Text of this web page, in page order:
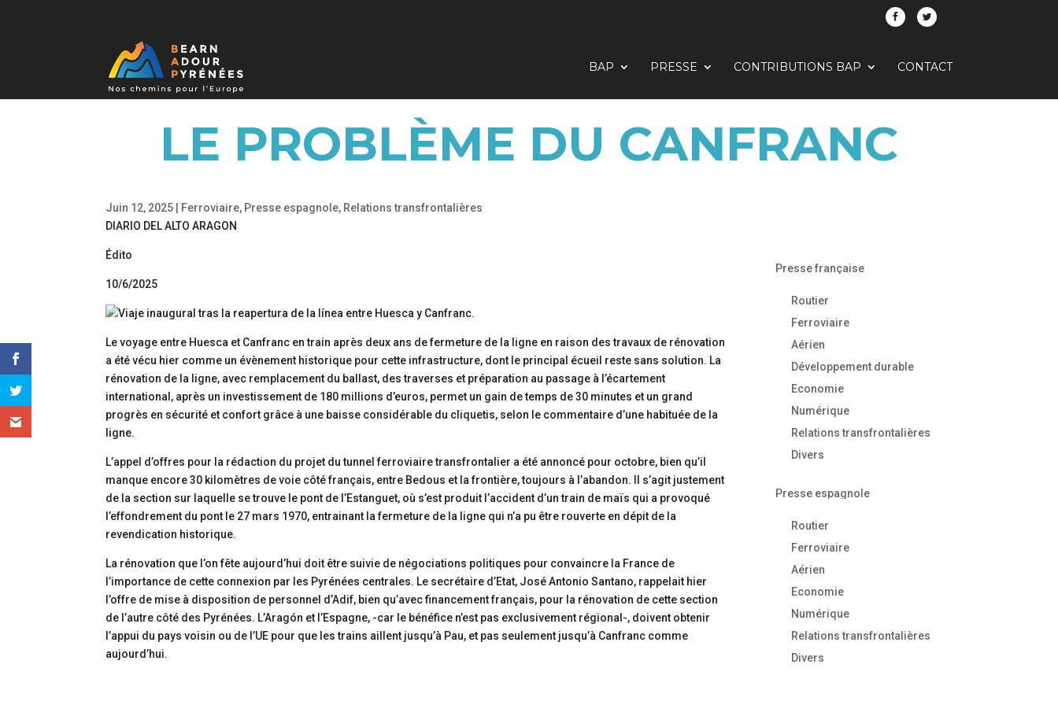
BAP PRESSE CONTRIBUTIONS BAP CONTACT
LE PROBLÈME DU CANFRANC
Juin 12, 2025 Ferroviaire, Presse espagnole, Relations transfrontalières
DIARIO DEL ALTO ARAGON
Édito
10/6/2025
Le voyage entre Huesca et Canfranc en train après deux ans de fermeture de la ligne en raison des travaux de rénovation
a été vécu hier comme un évènement historique pour cette infrastructure, dont le principal écueil reste sans solution. La
rénovation de la ligne, avec remplacement du ballast, des traverses et préparation au passage à l’écartement
international, après un investissement de 180 millions d’euros, permet un gain de temps de 30 minutes et un grand
progrès en sécurité et confort grâce à une baisse considérable du cliquetis, selon le commentaire d’une habituée de la
ligne.
L’appel d’offres pour la rédaction du projet du tunnel ferroviaire transfrontalier a été annoncé pour octobre, bien qu’il
manque encore 30 kilomètres de voie côté français, entre Bedous et la frontière, toujours à l’abandon. Il s’agit justement
de la section sur laquelle se trouve le pont de l’Estanguet, où s’est produit l’accident d’un train de maïs qui a provoqué
l’effondrement du pont le 27 mars 1970, entrainant la fermeture de la ligne qui n’a pu être rouverte en dépit de la
revendication historique.
La rénovation que l’on fête aujourd’hui doit être suivie de négociations politiques pour convaincre la France de
l’importance de cette connexion par les Pyrénées centrales. Le secrétaire d’Etat, José Antonio Santano, rappelait hier
l’offre de mise à disposition de personnel d’Adif, bien qu’avec financement français, pour la rénovation de cette section
de l’autre côté des Pyrénées. L’Aragón et l’Espagne, -car le bénéfice n’est pas exclusivement régional-, doivent obtenir
l’appui du pays voisin ou de l’UE pour que les trains aillent jusqu’à Pau, et pas seulement jusqu’à Canfranc comme
aujourd’hui.
Presse française
Routier
Ferroviaire
Aérien
Développement durable
Economie
Numérique
Relations transfrontalières
Divers
Presse espagnole
Routier
Ferroviaire
Aérien
Economie
Numérique
Relations transfrontalières
Divers